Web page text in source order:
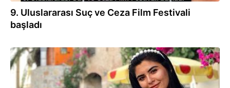
9. Uluslararası Suç ve Ceza Film Festivali
başladı
04.09.2019